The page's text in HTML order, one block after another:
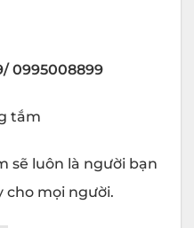
0995008899
tắm
sẽ luôn là người bạn
cho mọi người.